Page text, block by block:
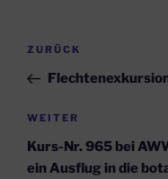
Vorheriger
Beitrag
ZURÜCK
Nächster
Beitrag
WEITER
Kurs-Nr. 965 bei
ein Ausflug in die